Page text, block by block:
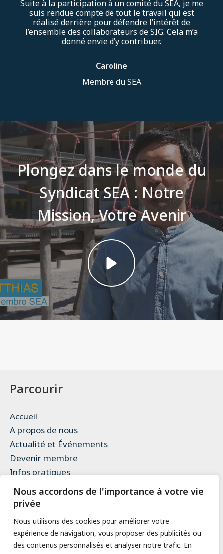
Nous accordons de l'importance à votre vie
privée
Nous utilisons des cookies pour améliorer votre
expérience de navigation, vous proposer des publicités ou
des contenus personnalisés et analyser notre trafic. En
Suite à la participation à un comité du SEA, je me
suis rendue compte de tout le travail qui est
réalisé derrière pour défendre l’intérêt de
l’ensemble des collaborateurs de SIG. Cela m’a
donné envie d’y contribuer.
Caroline
Membre du SEA
Plongez dans le monde du
Syndicat SEA : Notre
Mission, Votre Avenir
Parcourir
Accueil
A propos de nous
Actualité et Événements
Devenir membre
Infos pratiques
Contact
Mentions légales